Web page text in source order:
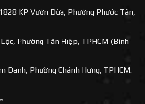
KP Vườn Dừa, Phường Phước Tân,
Phường Tân Hiệp, TPHCM (Bình
Danh, Phường Chánh Hưng, TPHCM.